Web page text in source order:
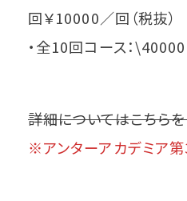
回￥10000／回（税抜）
・全10回コース：\40000
詳細についてはこちらを
※アンターアカデミア第